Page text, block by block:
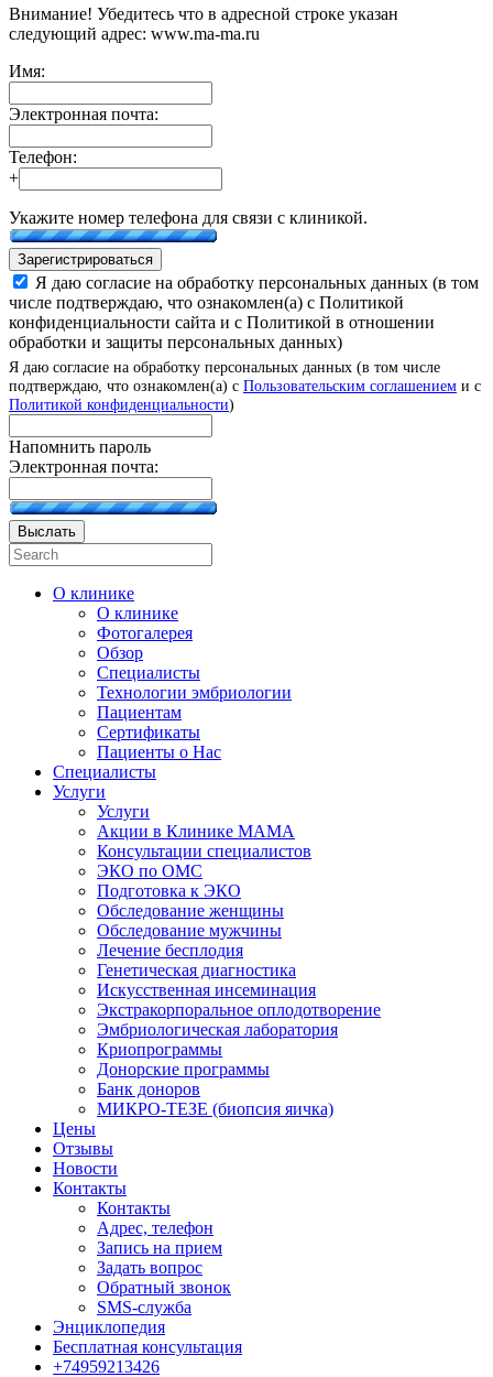
Внимание! Убедитесь что в адресной строке указан
следующий адрес: www.ma-ma.ru
Имя:
Электронная почта:
Телефон:
+
Укажите номер телефона для связи с клиникой.
Зарегистрироваться
Я даю согласие на обработку персональных данных (в том
числе подтверждаю, что ознакомлен(а) с Политикой
конфиденциальности сайта и с Политикой в отношении
обработки и защиты персональных данных)
Я даю согласие на обработку персональных данных (в том числе
подтверждаю, что ознакомлен(а) с Пользовательским соглашением и с
Политикой конфиденциальности)
Напомнить пароль
Электронная почта:
Выслать
О клинике
О клинике
Фотогалерея
Обзор
Специалисты
Технологии эмбриологии
Пациентам
Сертификаты
Пациенты о Нас
Специалисты
Услуги
Услуги
Акции в Клинике МАМА
Консультации специалистов
ЭКО по ОМС
Подготовка к ЭКО
Обследование женщины
Обследование мужчины
Лечение бесплодия
Генетическая диагностика
Искусственная инсеминация
Экстракорпоральное оплодотворение
Эмбриологическая лаборатория
Криопрограммы
Донорские программы
Банк доноров
МИКРО-ТЕЗЕ (биопсия яичка)
Цены
Отзывы
Новости
Контакты
Контакты
Адрес, телефон
Запись на прием
Задать вопрос
Обратный звонок
SMS-служба
Энциклопедия
Бесплатная консультация
+74959213426